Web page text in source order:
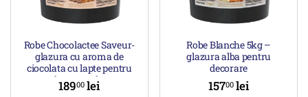
Robe Chocolactee Saveur-
glazura cu aroma de
ciocolata cu lapte pentru
decorare 5kg
18900lei
Robe Blanche 5kg –
glazura alba pentru
decorare
15700lei